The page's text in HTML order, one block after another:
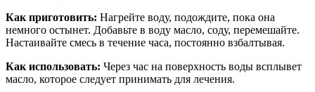
Как приготовить: Нагрейте воду, подождите, пока она
немного остынет. Добавьте в воду масло, соду, перемешайте.
Настаивайте смесь в течение часа, постоянно взбалтывая.
Как использовать: Через час на поверхность воды всплывет
масло, которое следует принимать для лечения.